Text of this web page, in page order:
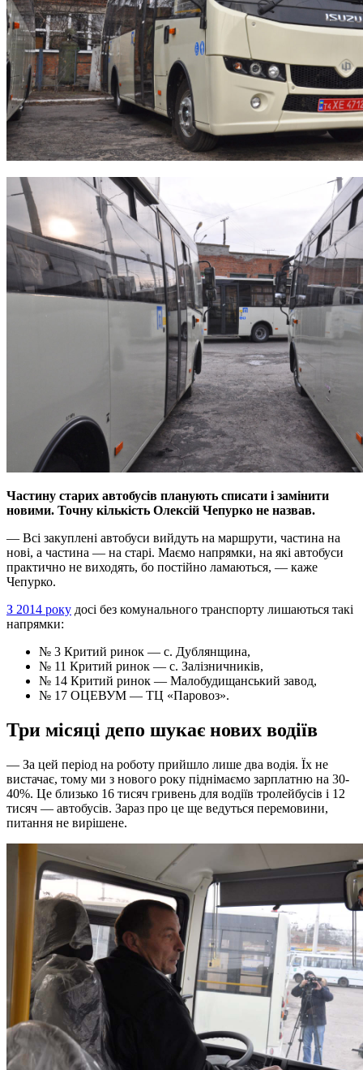
Частину старих автобусів планують списати і замінити
новими. Точну кількість Олексій Чепурко не назвав.
— Всі закуплені автобуси вийдуть на маршрути, частина на
нові, а частина — на старі. Маємо напрямки, на які автобуси
практично не виходять, бо постійно ламаються, — каже
Чепурко.
З 2014 року досі без комунального транспорту лишаються такі
напрямки:
№ 3 Критий ринок — с. Дублянщина,
№ 11 Критий ринок — с. Залізничників,
№ 14 Критий ринок — Малобудищанський завод,
№ 17 ОЦЕВУМ — ТЦ «Паровоз».
Три місяці депо шукає нових водіїв
— За цей період на роботу прийшло лише два водія. Їх не
вистачає, тому ми з нового року піднімаємо зарплатню на 30-
40%. Це близько 16 тисяч гривень для водіїв тролейбусів і 12
тисяч — автобусів. Зараз про це ще ведуться перемовини,
питання не вирішене.